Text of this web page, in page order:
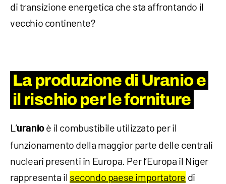
di transizione energetica che sta affrontando il
vecchio continente?
La produzione di Uranio e
il rischio per le forniture
L’uranioè il combustibile utilizzato per il
funzionamento della maggior parte delle centrali
nucleari presenti in Europa. Per l’Europa il Niger
rappresenta il secondo paese importatore di